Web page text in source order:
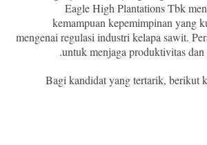
Eagle High Plantations Tbk
kemampuan kepemimpinan yang
mengenai regulasi industri kelapa sawit.
untuk menjaga produktivitas dan
Bagi kandidat yang tertarik, berikut